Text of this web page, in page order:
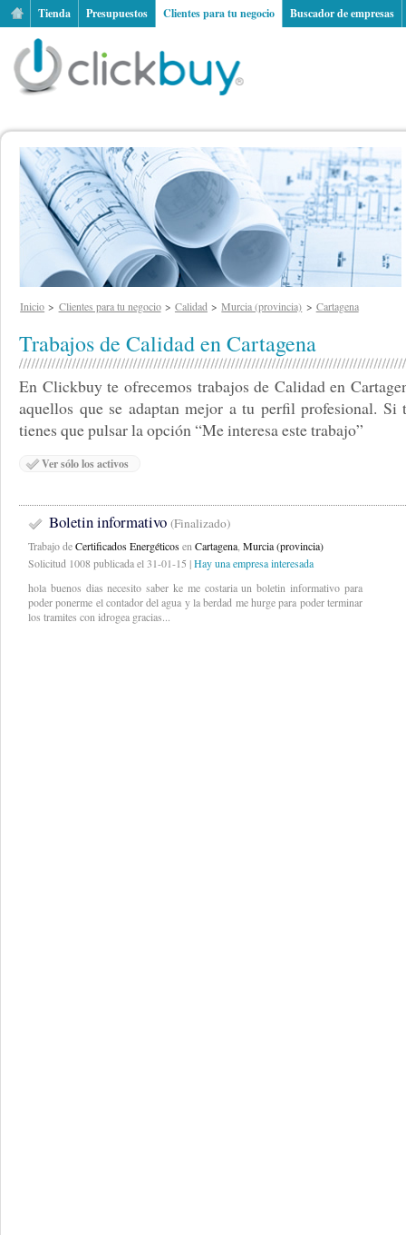
Tienda Presupuestos Clientes para tu negocio Buscador de empresas
Inicio Clientes para tu negocio Calidad Murcia (provincia) Cartagena
Trabajos de Calidad en Cartagena
En Clickbuy te ofrecemos trabajos de Calidad en
aquellos que se adaptan mejor a tu perfil profesional. Si
tienes que pulsar la opción “Me interesa este trabajo”
Ver sólo los activos
Boletin informativo (Finalizado)
Trabajo deCertificados Energéticosen Cartagena Murcia (provincia)
Solicitud 1008 publicada el 31-01-15 |Hay una empresa interesada
hola buenos dias necesito saber ke me costaria un boletin informativo para
poder ponerme el contador del agua y la berdad me hurge para poder terminar
los tramites con idrogea gracias...